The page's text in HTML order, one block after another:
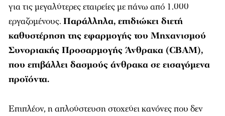
για τις μεγαλύτερες εταιρείες με πάνω από 1.000
εργαζομένους. Παράλληλα, επιδιώκει διετή
καθυστέρηση της εφαρμογής του Μηχανισμού
Συνοριακής Προσαρμογής Άνθρακα (CBAM),
που επιβάλλει δασμούς άνθρακα σε εισαγόμενα
προϊόντα.
Επιπλέον, η απλούστευση στοχεύει κανόνες που δεν